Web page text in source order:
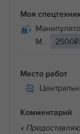
Моя
М...
Место работ
Комментарий
«